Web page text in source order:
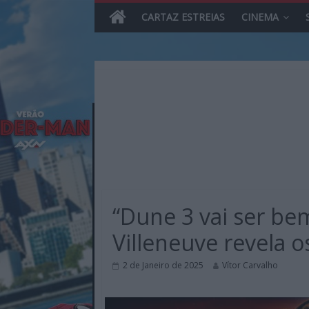
content
Reviews
sobre
CARTAZ ESTREIAS CINEMA
“Dune 3 vai ser
Villeneuve revela
2 de Janeiro de 2025 Vítor Carvalho